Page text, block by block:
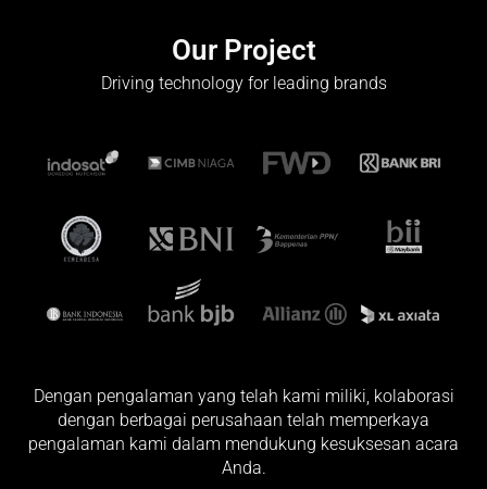
Our Project
Driving technology for leading brands
Dengan pengalaman yang telah kami miliki, kolaborasi
dengan berbagai perusahaan telah memperkaya
pengalaman kami dalam mendukung kesuksesan acara
Anda.